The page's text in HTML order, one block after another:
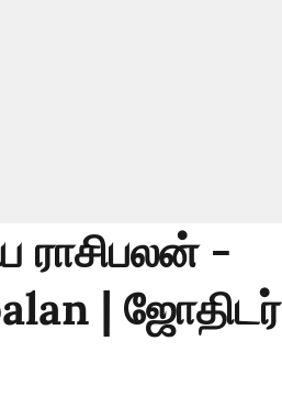
ராசிபலன் -
| ஜோதிடர்